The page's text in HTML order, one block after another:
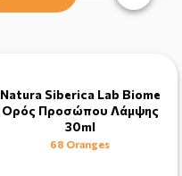
Natura Siberica Lab Biome
Ορός Προσώπου Λάμψης
30ml
68 Oranges